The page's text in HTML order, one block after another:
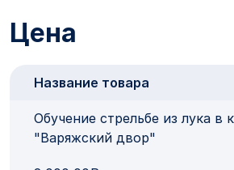
Цена
Название товара
Обучение стрельбе из лука в
"Варяжский двор"